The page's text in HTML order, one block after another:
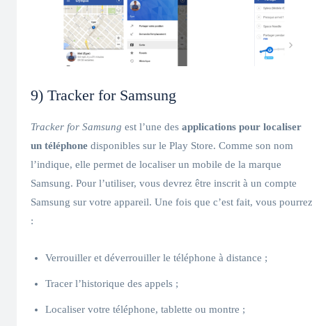
9) Tracker for Samsung
Tracker for Samsung est l’une des applications pour localiser
un téléphone disponibles sur le Play Store. Comme son nom
l’indique, elle permet de localiser un mobile de la marque
Samsung. Pour l’utiliser, vous devrez être inscrit à un compte
Samsung sur votre appareil. Une fois que c’est fait, vous pourrez
:
Verrouiller et déverrouiller le téléphone à distance ;
Tracer l’historique des appels ;
Localiser votre téléphone, tablette ou montre ;